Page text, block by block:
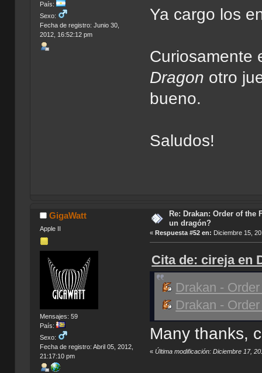
País:
Sexo:
Fecha de registro: Junio 30,
2012, 16:52:12 pm
Ya cargo los
Curiosamente
Dragon otro
bueno.
Saludos!
GigaWatt
Apple II
Mensajes: 59
País:
Sexo:
Fecha de registro: Abril 05, 2012,
21:17:10 pm
Re: Drakan: Order of the
un dragón?
«Respuesta #52 en: Diciembre 15,
Cita de: cireja en
Drakan -
Drakan -
Many thanks,
«Última modificación: Diciembre 17,